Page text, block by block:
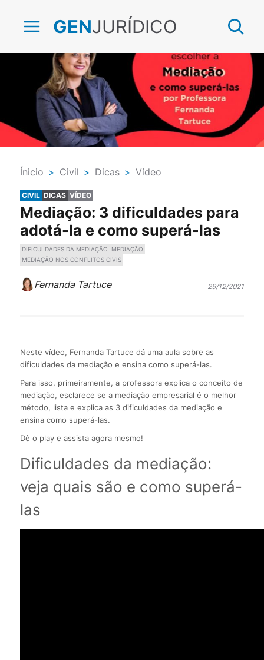
GENJURÍDICO
Ínicio > Civil > Dicas > Vídeo
CIVIL DICAS VÍDEO
Mediação: 3 dificuldades para
adotá-la e como superá-las
DIFICULDADES DA MEDIAÇÃO
MEDIAÇÃO
MEDIAÇÃO NOS CONFLITOS CIVIS
Fernanda Tartuce 29/12/2021
Neste vídeo, Fernanda Tartuce dá uma aula sobre as
dificuldades da mediação e ensina como superá-las.
Para isso, primeiramente, a professora explica o conceito de
mediação, esclarece se a mediação empresarial é o melhor
método, lista e explica as 3 dificuldades da mediação e
ensina como superá-las.
Dê o play e assista agora mesmo!
Dificuldades da mediação:
veja quais são e como superá-
las